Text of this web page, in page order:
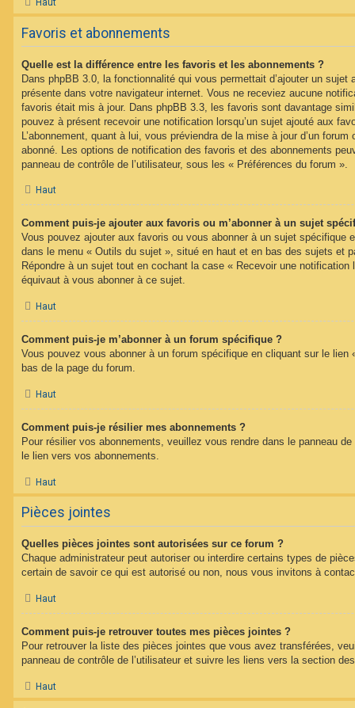
Haut
Favoris et abonnements
Quelle est la différence entre les favoris et les abonnements ?
Dans phpBB 3.0, la fonctionnalité qui vous permettait d’ajouter un
présente dans votre navigateur internet. Vous ne receviez aucune
favoris était mis à jour. Dans phpBB 3.3, les favoris sont davantage
pouvez à présent recevoir une notification lorsqu’un sujet ajouté aux
L’abonnement, quant à lui, vous préviendra de la mise à jour d’un forum
abonné. Les options de notification des favoris et des abonnements
panneau de contrôle de l’utilisateur, sous les « Préférences du forum ».
Haut
Comment puis-je ajouter aux favoris ou m’abonner à un sujet
Vous pouvez ajouter aux favoris ou vous abonner à un sujet spécifique
dans le menu « Outils du sujet », situé en haut et en bas des sujets et
Répondre à un sujet tout en cochant la case « Recevoir une notification
équivaut à vous abonner à ce sujet.
Haut
Comment puis-je m’abonner à un forum spécifique ?
Vous pouvez vous abonner à un forum spécifique en cliquant sur le lien
bas de la page du forum.
Haut
Comment puis-je résilier mes abonnements ?
Pour résilier vos abonnements, veuillez vous rendre dans le panneau
le lien vers vos abonnements.
Haut
Pièces jointes
Quelles pièces jointes sont autorisées sur ce forum ?
Chaque administrateur peut autoriser ou interdire certains types de
certain de savoir ce qui est autorisé ou non, nous vous invitons à
Haut
Comment puis-je retrouver toutes mes pièces jointes ?
Pour retrouver la liste des pièces jointes que vous avez transférées,
panneau de contrôle de l’utilisateur et suivre les liens vers la section
Haut